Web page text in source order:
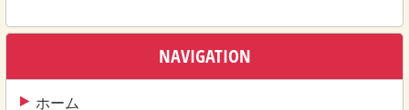
NAVIGATION
ホーム
ナ
ゲ